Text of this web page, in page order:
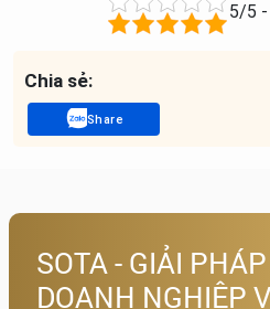
5/5 -
Chia sẻ:
Share
SOTA - GIẢI
DOANH NGHIỆP